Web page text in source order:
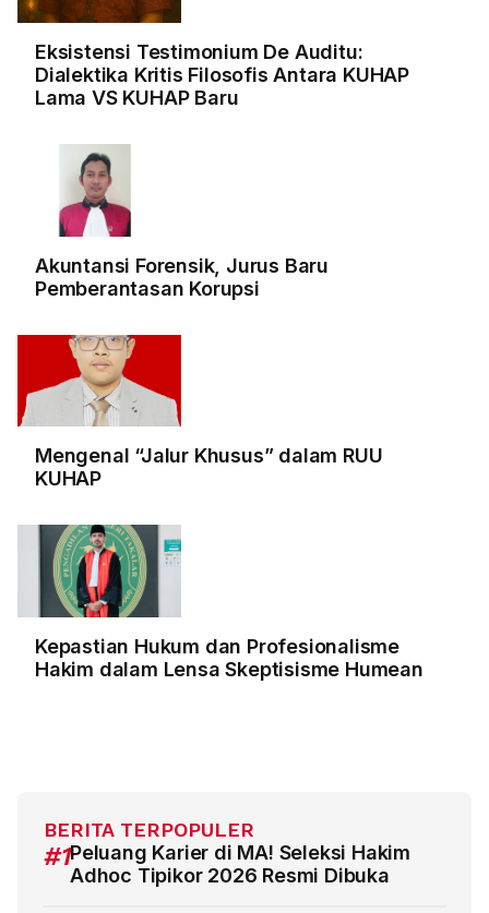
Eksistensi Testimonium De Auditu:
Dialektika Kritis Filosofis Antara KUHAP
Lama VS KUHAP Baru
Akuntansi Forensik, Jurus Baru
Pemberantasan Korupsi
Mengenal “Jalur Khusus” dalam RUU
KUHAP
Kepastian Hukum dan Profesionalisme
Hakim dalam Lensa Skeptisisme Humean
BERITA TERPOPULER
#1Peluang Karier di MA! Seleksi Hakim
Adhoc Tipikor 2026 Resmi Dibuka